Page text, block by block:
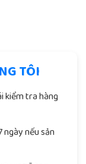
TÔI
kiểm tra hàng
nếu sản